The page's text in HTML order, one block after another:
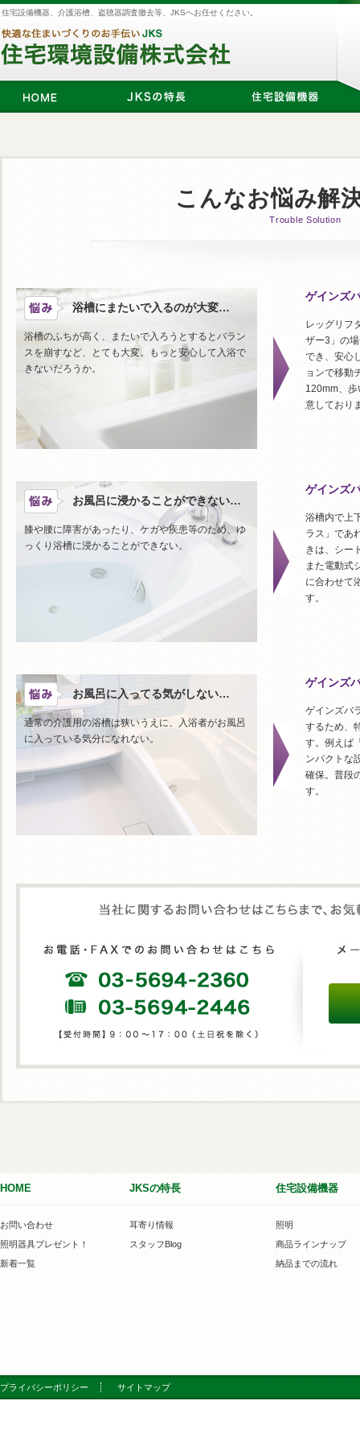
住宅設備機器、介護浴槽、盗聴器調査撤去等、JKSへお任せください。
こんなお悩み解
Trouble Solution
浴槽にまたいで入るのが大変…
浴槽のふちが高く、またいで入ろうとするとバラン
スを崩すなど、とても大変。もっと安心して入浴で
きないだろうか。
ゲインズ
レッグリフ
ザー3」の
でき、安心
ョンで移動
120mm、
意しており
お風呂に浸かることができない…
膝や腰に障害があったり、ケガや疾患等のため、ゆ
っくり浴槽に浸かることができない。
ゲインズ
浴槽内で上
ラス」であ
きは、シー
また電動式
に合わせて
す。
お風呂に入ってる気がしない…
通常の介護用の浴槽は狭いうえに、入浴者がお風呂
に入っている気分になれない。
ゲインズ
ゲインズバ
するため、
す。例えば
ンパクトな
確保。普段
す。
HOME
お問い合わせ
照明器具プレゼント！
新着一覧
JKSの特長
耳寄り情報
スタッフBlog
住宅設備機器
照明
商品ラインナップ
納品までの流れ
プライバシーポリシー サイトマップ